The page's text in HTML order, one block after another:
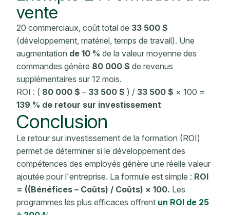
vente
20 commerciaux, coût total de 33 500 $
(développement, matériel, temps de travail). Une
augmentation de 10 % de la valeur moyenne des
commandes génère 80 000 $ de revenus
supplémentaires sur 12 mois.
ROI : ( 80 000 $ – 33 500 $ ) / 33 500 $ × 100 =
139 % de retour sur investissement
Conclusion
Le retour sur investissement de la formation (ROI)
permet de déterminer si le développement des
compétences des employés génère une réelle valeur
ajoutée pour l'entreprise. La formule est simple : ROI
= ((Bénéfices – Coûts) / Coûts) × 100. Les
programmes les plus efficaces offrent un ROI de 25